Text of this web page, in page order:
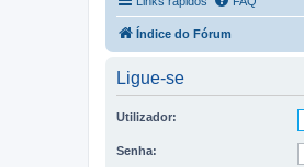
Índice do Fórum
Ligue-se
Utilizador:
Senha: